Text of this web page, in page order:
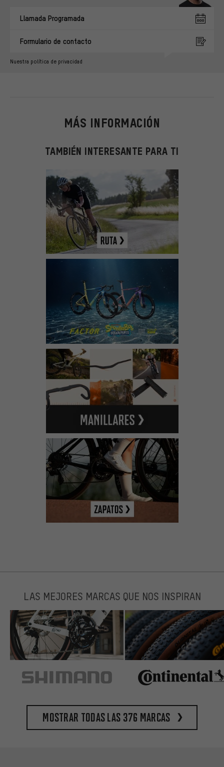
Llamada Programada
Formulario de contacto
Nuestra política de privacidad
MÁS INFORMACIÓN
TAMBIÉN INTERESANTE PARA TI
LAS MEJORES MARCAS QUE NOS INSPIRAN
Mostrar todas las 376 marcas